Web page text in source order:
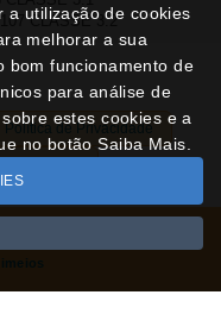
CLASSE 3:2
Política de Privacidade
utilização de cookies
melhorar a sua
bom funcionamento de
para análise de
estes cookies e a
no botão Saiba Mais.